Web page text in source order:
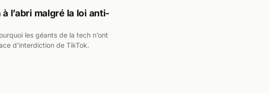
l’abri malgré la loi anti-
les géants de la tech n’ont
d’interdiction de TikTok.